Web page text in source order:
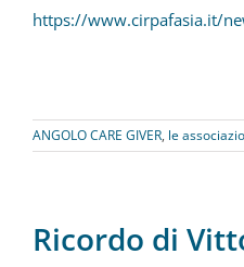
https://www.cirpafasia.it/
ANGOLO CARE GIVER, le
Ricordo di